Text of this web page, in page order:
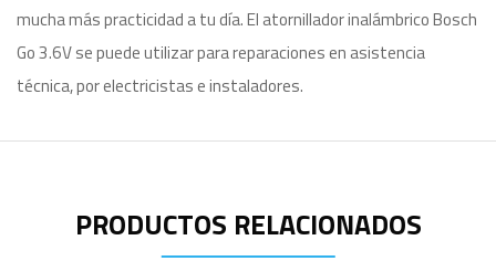
mucha más practicidad a tu día. El atornillador inalámbrico Bosch
Go 3.6V se puede utilizar para reparaciones en asistencia
técnica, por electricistas e instaladores.
PRODUCTOS RELACIONADOS